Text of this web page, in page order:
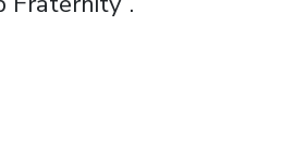
el cierre de Vector 24: